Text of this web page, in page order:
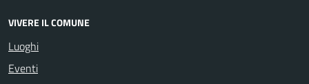
VIVERE IL COMUNE
Luoghi
Eventi